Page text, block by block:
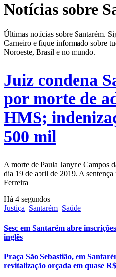
Notícias sobre
Últimas notícias sobre Santarém.
Carneiro e fique informado sobre
Noroeste, Brasil e no mundo.
Juiz condena
por morte de
HMS;
500 mil
A morte de Paula Janyne Campos
dia 19 de abril de 2019. A
Ferreira
Há 4 segundos
Justiça Santarém Saúde
Sesc em Santarém abre
inglês
Praça São Sebastião, em
revitalização orçada em quase